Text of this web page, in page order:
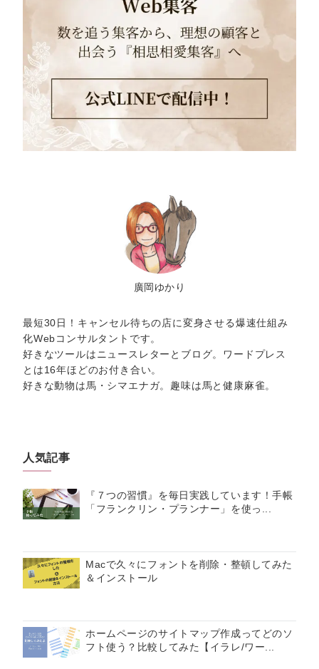
廣岡ゆかり
最短30日！キャンセル待ちの店に変身させる爆速仕組み
化Webコンサルタントです。
好きなツールはニュースレターとブログ。ワードプレス
とは16年ほどのお付き合い。
好きな動物は馬・シマエナガ。趣味は馬と健康麻雀。
人気記事
『７つの習慣』を毎日実践しています！手帳
「フランクリン・プランナー」を使っ...
Macで久々にフォントを削除・整頓してみた
＆インストール
ホームページのサイトマップ作成ってどのソ
フト使う？比較してみた【イラレ/ワー...